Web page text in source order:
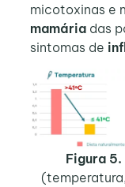
micotoxinas e
mamáriadas
sintomas de
Figura 5.